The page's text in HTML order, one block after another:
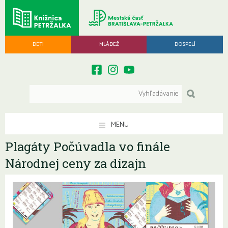
DETI MLÁDEŽ DOSPELÍ
MENU
Plagáty Počúvadla vo finále
Národnej ceny za dizajn